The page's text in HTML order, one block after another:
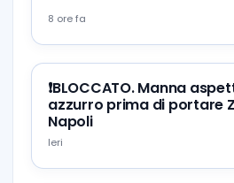
8 ore fa
❗️BLOCCATO. Manna
azzurro prima di portare
Napoli
Ieri